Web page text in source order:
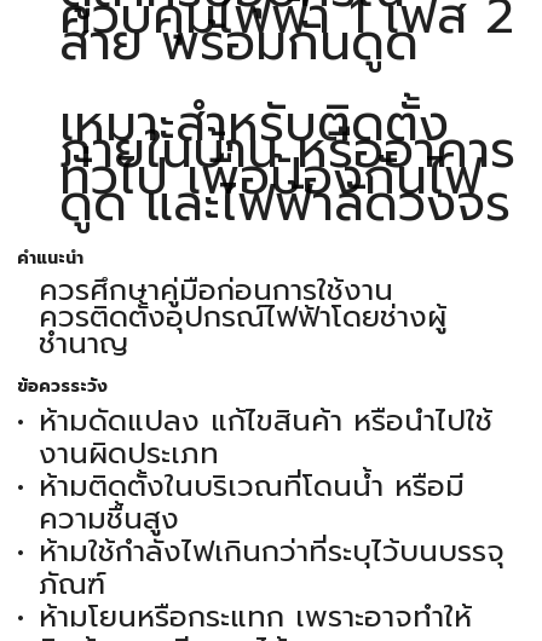
ควบคุมไฟฟ้า 1 เฟส 2
สาย พร้อมกันดูด
เหมาะสำหรับติดตั้ง
ภายในบ้าน หรืออาคาร
ทั่วไป เพื่อป้องกันไฟ
ดูด และไฟฟ้าลัดวงจร
คำแนะนำ
ควรศึกษาคู่มือก่อนการใช้งาน
ควรติดตั้งอุปกรณ์ไฟฟ้าโดยช่างผู้
ชำนาญ
ข้อควรระวัง
ห้ามดัดแปลง แก้ไขสินค้า หรือนำไปใช้
งานผิดประเภท
ห้ามติดตั้งในบริเวณที่โดนน้ำ หรือมี
ความชื้นสูง
ห้ามใช้กำลังไฟเกินกว่าที่ระบุไว้บนบรรจุ
ภัณฑ์
ห้ามโยนหรือกระแทก เพราะอาจทำให้